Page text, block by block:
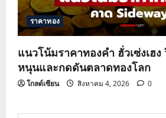
ราคาทอง
แนวโน้มราคาทองคำ ฮั่วเซ่งเฮง
หนุนและกดดันตลาดทองโลก
โกลด์เซียน สิงหาคม 4, 2026 0